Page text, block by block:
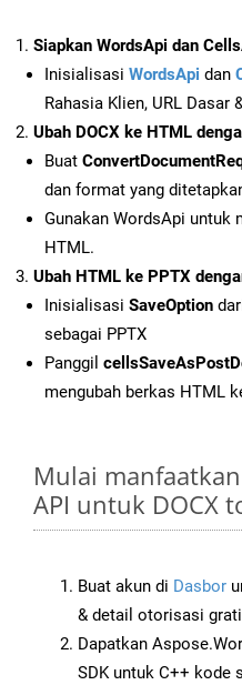
Siapkan WordsApi dan
Inisialisasi WordsApi dan
Rahasia Klien, URL Dasar
Ubah DOCX ke HTML
Buat
dan format yang
Gunakan WordsApi untuk
HTML.
Ubah HTML ke PPTX
Inisialisasi SaveOption
sebagai PPTX
Panggil
mengubah berkas HTML
Mulai manfaatkan
API untuk DOCX
Buat akun di Dasbor
& detail otorisasi
Dapatkan
SDK untuk C++ kode